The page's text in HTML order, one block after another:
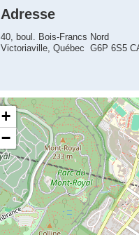
Adresse
40, boul. Bois-Francs Nord
Victoriaville, Québec G6P 6S5
+
−